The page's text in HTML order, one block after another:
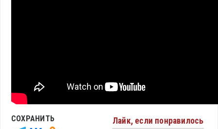
Лайк, если понравилось
СОХРАНИТЬ